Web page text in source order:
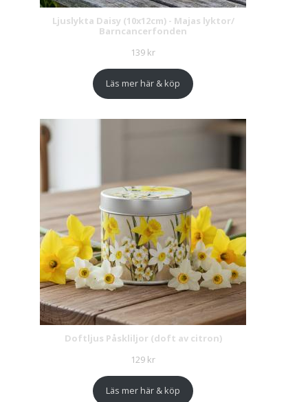
Ljuslykta Daisy (10x12cm) - Majas lyktor/
Barncancerfonden
139 kr
Läs mer här & köp
Doftljus Påskliljor (doft av citron)
129 kr
Läs mer här & köp